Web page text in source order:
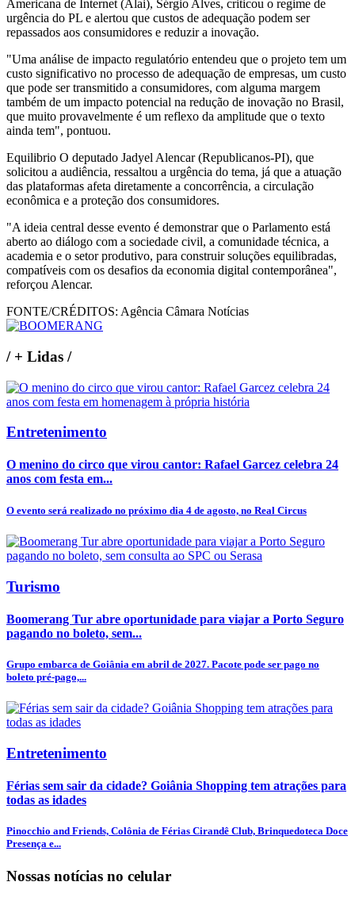
Americana de Internet (Alai), Sérgio Alves, criticou o regime de
urgência do PL e alertou que custos de adequação podem ser
repassados aos consumidores e reduzir a inovação.
"Uma análise de impacto regulatório entendeu que o projeto tem um
custo significativo no processo de adequação de empresas, um custo
que pode ser transmitido a consumidores, com alguma margem
também de um impacto potencial na redução de inovação no Brasil,
que muito provavelmente é um reflexo da amplitude que o texto
ainda tem", pontuou.
Equilibrio O deputado Jadyel Alencar (Republicanos-PI), que
solicitou a audiência, ressaltou a urgência do tema, já que a atuação
das plataformas afeta diretamente a concorrência, a circulação
econômica e a proteção dos consumidores.
"A ideia central desse evento é demonstrar que o Parlamento está
aberto ao diálogo com a sociedade civil, a comunidade técnica, a
academia e o setor produtivo, para construir soluções equilibradas,
compatíveis com os desafios da economia digital contemporânea",
reforçou Alencar.
FONTE/CRÉDITOS: Agência Câmara Notícias
/+ Lidas /
Entretenimento
O menino do circo que virou cantor: Rafael Garcez celebra 24
anos com festa em...
O evento será realizado no próximo dia 4 de agosto, no Real Circus
Turismo
Boomerang Tur abre oportunidade para viajar a Porto Seguro
pagando no boleto, sem...
Grupo embarca de Goiânia em abril de 2027. Pacote pode ser pago no
boleto pré-pago,...
Entretenimento
Férias sem sair da cidade? Goiânia Shopping tem atrações para
todas as idades
Pinocchio and Friends, Colônia de Férias Cirandê Club, Brinquedoteca Doce
Presença e...
Nossas notícias no celular